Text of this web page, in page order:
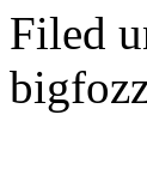
Filed